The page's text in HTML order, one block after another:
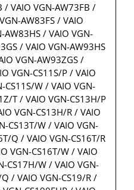
/ VAIO VGN-AW73FB /
AW83FS / VAIO
AW83HS / VAIO VGN-
/ VAIO VGN-AW93HS
VGN-AW93ZGS /
VGN-CS11S/P / VAIO
CS11S/W / VAIO VGN-
T / VAIO VGN-CS13H/P
VGN-CS13H/R / VAIO
CS13T/W / VAIO VGN-
Q / VAIO VGN-CS16T/R
VGN-CS16T/W / VAIO
CS17H/W / VAIO VGN-
/ VAIO VGN-CS19/R /